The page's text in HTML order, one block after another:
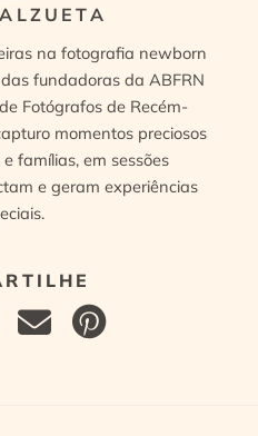
na fotografia newborn
fundadoras da ABFRN
Fotógrafos de Recém-
momentos preciosos
famílias, em sessões
e geram experiências